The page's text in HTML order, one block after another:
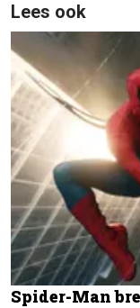
Lees ook
Spider-Man